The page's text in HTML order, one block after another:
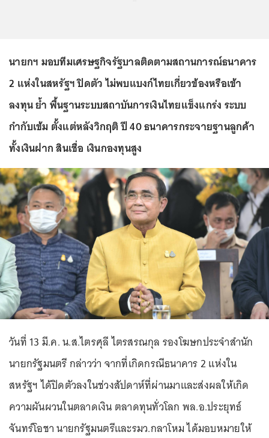
นายกฯ มอบทีมเศรษฐกิจรัฐบาลติดตามสถานการณ์ธนาคาร
2 แห่งในสหรัฐฯ ปิดตัว ไม่พบแบงก์ไทยเกี่ยวข้องหรือเข้า
ลงทุน ย้ำ พื้นฐานระบบสถาบันการเงินไทยแข็งแกร่ง ระบบ
กำกับเข้ม ตั้งแต่หลังวิกฤติ ปี 40 ธนาคารกระจายฐานลูกค้า
ทั้งเงินฝาก สินเชื่อ เงินกองทุนสูง
วันที่ 13 มี.ค. น.ส.ไตรศุลี ไตรสรณกุล รองโฆษกประจำสำนัก
นายกรัฐมนตรี กล่าวว่า จากที่เกิดกรณีธนาคาร 2 แห่งใน
สหรัฐฯ ได้ปิดตัวลงในช่วงสัปดาห์ที่ผ่านมาและส่งผลให้เกิด
ความผันผวนในตลาดเงิน ตลาดทุนทั่วโลก พล.อ.ประยุทธ์
จันทร์โอชา นายกรัฐมนตรีและรมว.กลาโหม ได้มอบหมายให้